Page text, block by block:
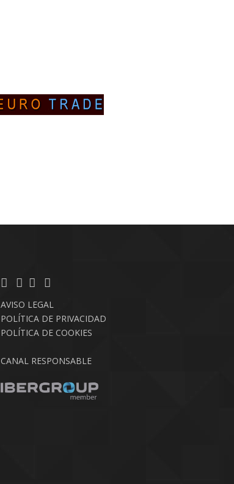
AVISO LEGAL
POLÍTICA DE PRIVACIDAD
POLÍTICA DE COOKIES
CANAL RESPONSABLE